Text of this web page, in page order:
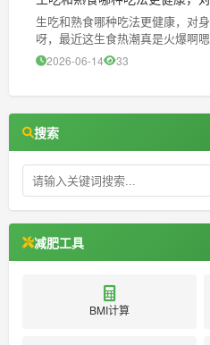
生吃和熟食哪种吃法更健康，对
呀，最近这生食热潮真是火爆啊
片，说生食比熟食更健康、更轻
以前可是个重度“熟食爱好者”，
2026-06-14 33
搜索
减肥工具
BMI计算